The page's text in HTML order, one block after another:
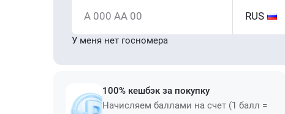
А 000 АА 00 RUS
У меня нет госномера
100% кешбэк за покупку
Начисляем баллами на счет (1 балл =